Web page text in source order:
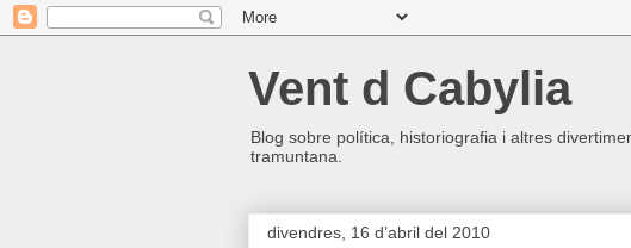
Vent d Cabylia
Blog sobre política, historiografia i altres
tramuntana.
divendres, 16 d’abril del 2010